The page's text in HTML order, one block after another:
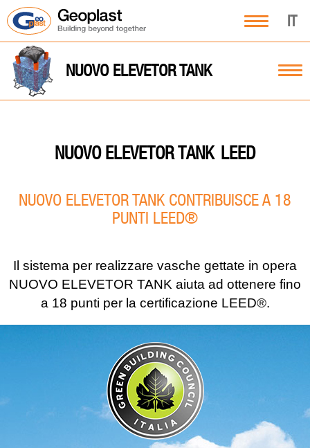
IT
NUOVO ELEVETOR TANK
NUOVO ELEVETOR TANK LEED
NUOVO ELEVETOR TANK CONTRIBUISCE A 18
PUNTI LEED®
Il sistema per realizzare vasche gettate in opera
NUOVO ELEVETOR TANK aiuta ad ottenere fino
a 18 punti per la certificazione LEED®.